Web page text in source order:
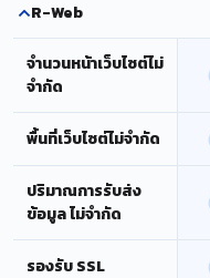
R-Web
จำนวนหน้าเว็บไซต์ไม่
จำกัด
พื้นที่เว็บไซต์ไม่จำกัด
ปริมาณการรับส่ง
ข้อมูล ไม่จำกัด
รองรับ SSL